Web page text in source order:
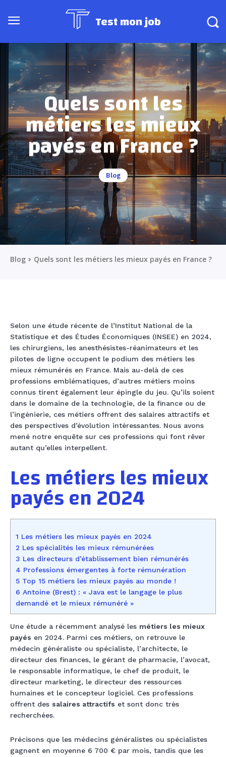
Test mon job
Quels sont les
métiers les mieux
payés en France ?
Blog
Blog Quels sont les métiers les mieux payés en France ?
Selon une étude récente de l’Institut National de la
Statistique et des Études Économiques (INSEE) en 2024,
les chirurgiens, les anesthésistes-réanimateurs et les
pilotes de ligne occupent le podium des métiers les
mieux rémunérés en France. Mais au-delà de ces
professions emblématiques, d’autres métiers moins
connus tirent également leur épingle du jeu. Qu’ils soient
dans le domaine de la technologie, de la finance ou de
l’ingénierie, ces métiers offrent des salaires attractifs et
des perspectives d’évolution intéressantes. Nous avons
mené notre enquête sur ces professions qui font rêver
autant qu’elles interpellent.
Les métiers les mieux
payés en 2024
1 Les métiers les mieux payés en 2024
2 Les spécialités les mieux rémunérées
3 Les directeurs d’établissement bien rémunérés
4 Professions émergentes à forte rémunération
5 Top 15 métiers les mieux payés au monde !
6 Antoine (Brest) : « Java est le langage le plus
demandé et le mieux rémunéré »
Une étude a récemment analysé les métiers les mieux
payés en 2024. Parmi ces métiers, on retrouve le
médecin généraliste ou spécialiste, l’architecte, le
directeur des finances, le gérant de pharmacie, l’avocat,
le responsable informatique, le chef de produit, le
directeur marketing, le directeur des ressources
humaines et le concepteur logiciel. Ces professions
offrent des salaires attractifs et sont donc très
recherchées.
Précisons que les médecins généralistes ou spécialistes
gagnent en moyenne 6 700 € par mois, tandis que les